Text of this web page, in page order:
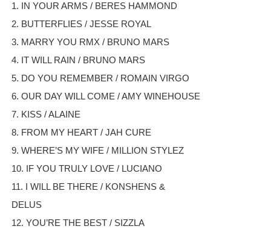
1. IN YOUR ARMS / BERES HAMMOND
2. BUTTERFLIES / JESSE ROYAL
3. MARRY YOU RMX / BRUNO MARS
4. IT WILL RAIN / BRUNO MARS
5. DO YOU REMEMBER / ROMAIN VIRGO
6. OUR DAY WILL COME / AMY WINEHOUSE
7. KISS / ALAINE
8. FROM MY HEART / JAH CURE
9. WHERE’S MY WIFE / MILLION STYLEZ
10. IF YOU TRULY LOVE / LUCIANO
11. I WILL BE THERE / KONSHENS &
DELUS
12. YOU’RE THE BEST / SIZZLA